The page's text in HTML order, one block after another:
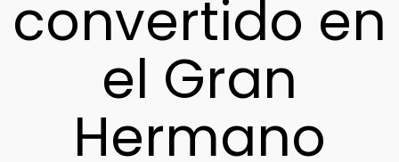
convertido en
el Gran
Hermano